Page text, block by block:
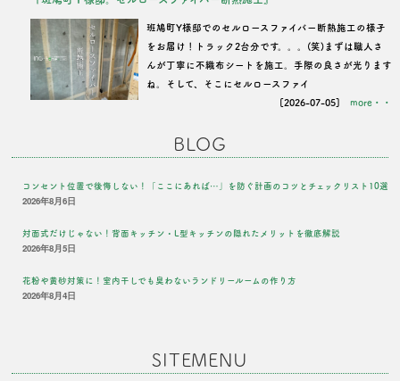
班鳩町Y様邸でのセルロースファイバー断熱施工の様子
をお届け！トラック2台分です。。。(笑)まずは職人さ
んが丁寧に不織布シートを施工。手際の良さが光ります
ね。そして、そこにセルロースファイ
[2026-07-05] more・・
BLOG
コンセント位置で後悔しない！「ここにあれば…」を防ぐ計画のコツとチェックリスト10選
2026年8月6日
対面式だけじゃない！背面キッチン・L型キッチンの隠れたメリットを徹底解説
2026年8月5日
花粉や黄砂対策に！室内干しでも臭わないランドリールームの作り方
2026年8月4日
SITEMENU